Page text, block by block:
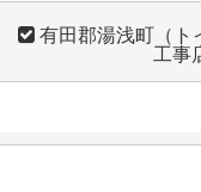
有田郡湯浅町（ト
工事